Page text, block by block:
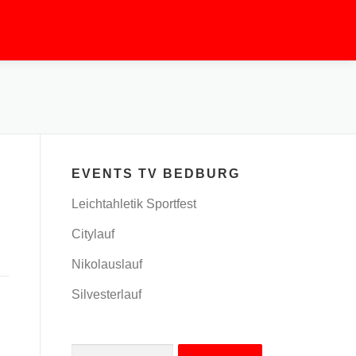
EVENTS TV BEDBURG
Leichtahletik Sportfest
Citylauf
Nikolauslauf
Silvesterlauf